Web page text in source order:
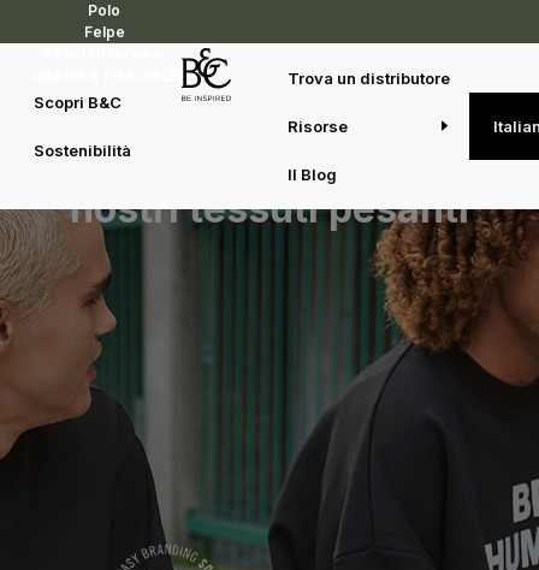
Polo
Felpe
Scopri B&C
Sostenibilità
Trova un distributore
Risorse
Il Blog
Perché i professionisti
della stampa amano i
nostri tessuti pesanti